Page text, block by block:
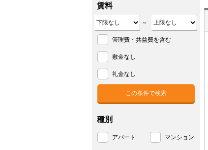
賃料
～
管理費・共益費を含む
敷金なし
礼金なし
種別
アパート マンション